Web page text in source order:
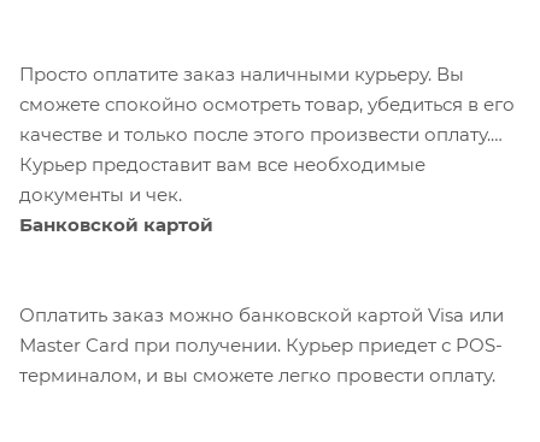
Просто оплатите заказ наличными курьеру. Вы
сможете спокойно осмотреть товар, убедиться в его
качестве и только после этого произвести оплату.
Курьер предоставит вам все необходимые
документы и чек.
Банковской картой
Оплатить заказ можно банковской картой Visa или
Master Card при получении. Курьер приедет с POS-
терминалом, и вы сможете легко провести оплату.